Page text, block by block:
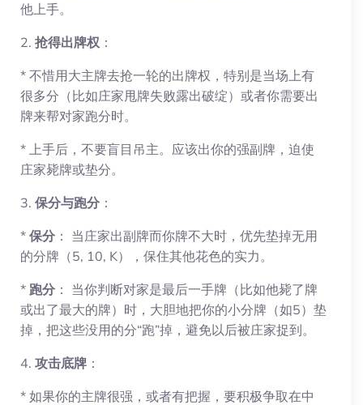
他上手。
2. 抢得出牌权 ：
* 不惜用大主牌去抢一轮的出牌权，特别是当场上有
很多分（比如庄家甩牌失败露出破绽）或者你需要出
牌来帮对家跑分时。
* 上手后，不要盲目吊主。应该出你的强副牌，迫使
庄家毙牌或垫分。
3. 保分与跑分 ：
* 保分 ： 当庄家出副牌而你牌不大时，优先垫掉无用
的分牌（5, 10, K），保住其他花色的实力。
* 跑分 ： 当你判断对家是最后一手牌（比如他毙了牌
或出了最大的牌）时，大胆地把你的小分牌（如5）垫
掉，把这些没用的分“跑”掉，避免以后被庄家捉到。
4. 攻击底牌 ：
* 如果你的主牌很强，或者有把握，要积极争取在中